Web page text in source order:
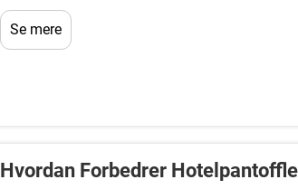
sikkerhedssko kan ikke overvurderes...
Se mere
Hvordan Forbedrer